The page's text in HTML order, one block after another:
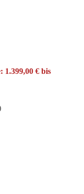
1.399,00 € bis